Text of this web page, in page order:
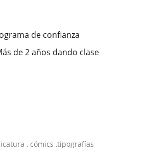
de confianza
más de 2 años dando clase
, cómics ,tipografías